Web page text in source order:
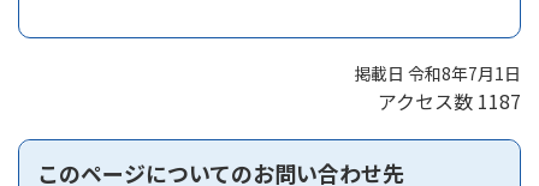
掲載日 令和8年7月1日
アクセス数 1187
このページについてのお問い合わせ先